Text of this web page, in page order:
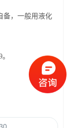
打火
备，一般用液化